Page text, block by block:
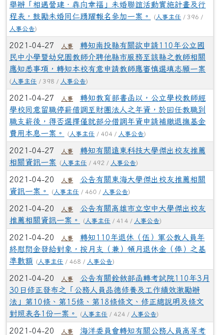
舉辦「相遇營建‧犇向幸福」未婚聯誼活動實施計畫及行
程表，鼓勵未婚同仁踴躍報名參加一案。
( 人事主任 / 396 /
人事公告)
2021-04-27 人事
轉知南投縣有關欲申請110年公立國
民中小學暨幼兒園教師介聘他縣市服務至該縣之教師相關
應知悉事項，轉知本校有意申請教師應審慎選填志願一案
( 人事主任 / 398 / 人事公告)
2021-04-27 人事
轉知教育部書函以，公立學校教師經
學校同意留職停薪借調至財團法人之年資，於回任教職到
職支薪後，得否選擇僅就部分借調年資申請補繳退撫基金
費用本息一案。
( 人事主任 / 404 / 人事公告)
2021-04-27 人事
轉知有關遠東科技大學傑出校友推薦
相關資訊一案
( 人事主任 / 492 / 人事公告)
2021-04-20 人事
公告有關東海大學傑出校友推薦相關
資訊一案。
( 人事主任 / 460 / 人事公告)
2021-04-20 人事
公告有關高雄市立空中大學傑出校友
推薦相關資訊一案。
( 人事主任 / 414 / 人事公告)
2021-04-20 人事
轉知110年退休（伍）軍公教人員年
終慰問金發給對象，按月支（兼）領月退休金（俸）之基
準數額
( 人事主任 / 468 / 人事公告)
2021-04-20 人事
公告有關銓敘部函轉考試院110年3月
30日修正發布之「公務人員品德修養及工作績效激勵辦
法」第10條、第15條、第18條條文、修正總說明及條文
對照表各1份一案。
( 人事主任 / 424 / 人事公告)
2021-04-20 人事
海洋委員會轉知有關公務人員高等考